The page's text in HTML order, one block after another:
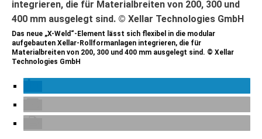
Das neue „X-Weld“-Element lässt sich flexibel in die modular
aufgebauten Xellar-Rollformanlagen integrieren, die für
Materialbreiten von 200, 300 und 400 mm ausgelegt sind. © Xellar
Technologies GmbH